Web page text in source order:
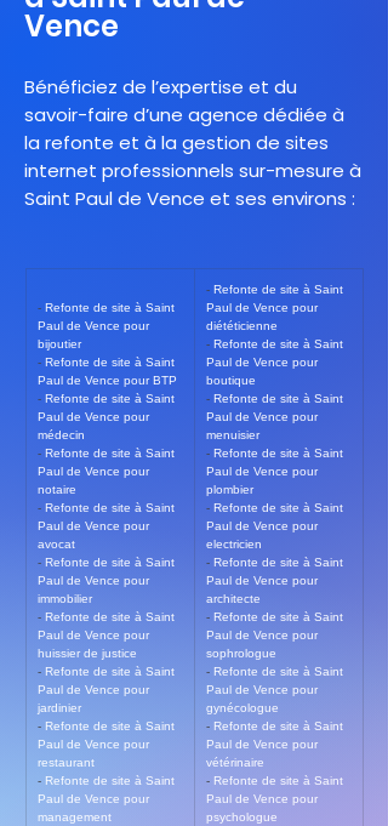
Vence
Bénéficiez de l’expertise et du
savoir-faire d’une agence dédiée à
la refonte et à la gestion de sites
internet professionnels sur-mesure à
Saint Paul de Vence et ses environs :
- Refonte de site à Saint
Paul de Vence pour
bijoutier
- Refonte de site à Saint
Paul de Vence pour BTP
- Refonte de site à Saint
Paul de Vence pour
médecin
- Refonte de site à Saint
Paul de Vence pour
notaire
- Refonte de site à Saint
Paul de Vence pour
avocat
- Refonte de site à Saint
Paul de Vence pour
immobilier
- Refonte de site à Saint
Paul de Vence pour
huissier de justice
- Refonte de site à Saint
Paul de Vence pour
jardinier
- Refonte de site à Saint
Paul de Vence pour
restaurant
- Refonte de site à Saint
Paul de Vence pour
management
- Refonte de site à Saint
Paul de Vence pour
diététicienne
- Refonte de site à Saint
Paul de Vence pour
boutique
- Refonte de site à Saint
Paul de Vence pour
menuisier
- Refonte de site à Saint
Paul de Vence pour
plombier
- Refonte de site à Saint
Paul de Vence pour
electricien
- Refonte de site à Saint
Paul de Vence pour
architecte
- Refonte de site à Saint
Paul de Vence pour
sophrologue
- Refonte de site à Saint
Paul de Vence pour
gynécologue
- Refonte de site à Saint
Paul de Vence pour
vétérinaire
- Refonte de site à Saint
Paul de Vence pour
psychologue